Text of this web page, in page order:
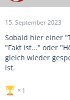
Ich behalte mir
15. September 2023
Sobald hier einer
"Fakt ist..." oder
gleich wieder
ist.
1